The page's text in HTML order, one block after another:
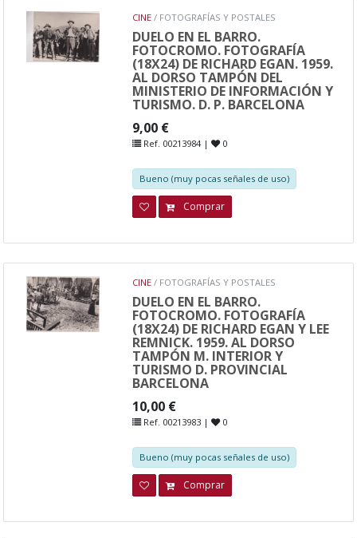
CINE / FOTOGRAFÍAS Y POSTALES
DUELO EN EL BARRO.
FOTOCROMO. FOTOGRAFÍA
(18X24) DE RICHARD EGAN. 1959.
AL DORSO TAMPÓN DEL
MINISTERIO DE INFORMACIÓN Y
TURISMO. D. P. BARCELONA
9,00 €
Ref. 00213984 | 0
Bueno (muy pocas señales de uso)
Comprar
CINE / FOTOGRAFÍAS Y POSTALES
DUELO EN EL BARRO.
FOTOCROMO. FOTOGRAFÍA
(18X24) DE RICHARD EGAN Y LEE
REMNICK. 1959. AL DORSO
TAMPÓN M. INTERIOR Y
TURISMO D. PROVINCIAL
BARCELONA
10,00 €
Ref. 00213983 | 0
Bueno (muy pocas señales de uso)
Comprar